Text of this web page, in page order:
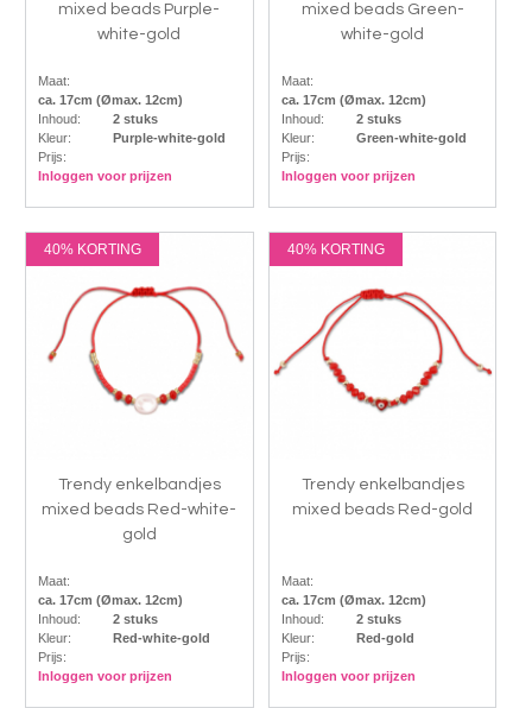
mixed beads Purple-
white-gold
Maat:
ca. 17cm (Ømax. 12cm)
Inhoud:
2 stuks
Kleur:
Purple-white-gold
Prijs:
Inloggen voor prijzen
mixed beads Green-
white-gold
Maat:
ca. 17cm (Ømax. 12cm)
Inhoud:
2 stuks
Kleur:
Green-white-gold
Prijs:
Inloggen voor prijzen
40% KORTING
Trendy enkelbandjes
mixed beads Red-white-
gold
Maat:
ca. 17cm (Ømax. 12cm)
Inhoud:
2 stuks
Kleur:
Red-white-gold
Prijs:
Inloggen voor prijzen
40% KORTING
Trendy enkelbandjes
mixed beads Red-gold
Maat:
ca. 17cm (Ømax. 12cm)
Inhoud:
2 stuks
Kleur:
Red-gold
Prijs:
Inloggen voor prijzen